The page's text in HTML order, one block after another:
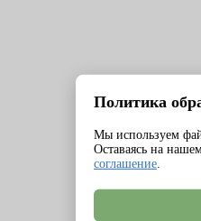
Политика
Мы используем
Оставаясь на
соглашение